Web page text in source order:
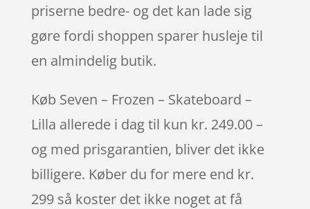
priserne bedre- og det kan lade sig
gøre fordi shoppen sparer husleje til
en almindelig butik.
Køb Seven – Frozen – Skateboard –
Lilla allerede i dag til kun kr. 249.00 –
og med prisgarantien, bliver det ikke
billigere. Køber du for mere end kr.
299 så koster det ikke noget at få